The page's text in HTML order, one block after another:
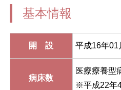
基本情報
開 設 平成16年01
病床数
医療療養型
※平成22年